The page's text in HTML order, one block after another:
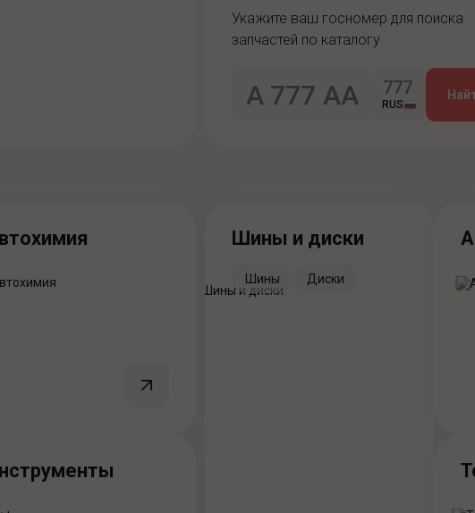
Укажите ваш госномер для поиска
запчастей по каталогу
RUS
Шины и диски
Шины Диски